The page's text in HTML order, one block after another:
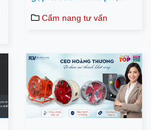
Cẩm nang tư vấn